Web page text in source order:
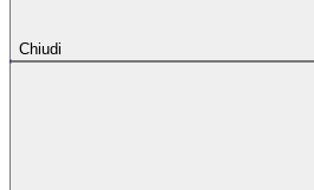
Chiudi